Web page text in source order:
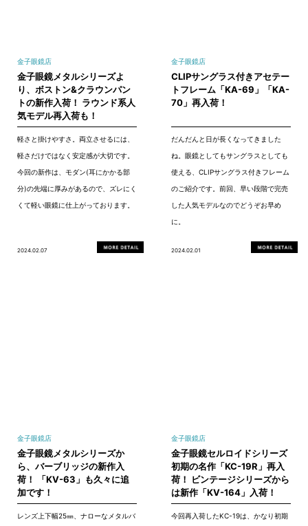
金子眼鏡店
金子眼鏡メタルシリーズよ
り、ボストン&クラウンパン
トの新作入荷！ ラウンド系人
気モデル再入荷も！
軽さと掛けやすさ。両立させるには、
軽さだけではなく安定感が大切です。
今回の新作は、モダン(耳にかかる部
分)の先端に厚みがあるので、ズレにく
くて軽い眼鏡に仕上がっております。
2024.02.07
金子眼鏡店
CLIPサングラス付きアセテー
トフレーム「KA-69」「KA-
70」再入荷！
だんだんと日が長くなってきました
ね。眼鏡としてもサングラスとしても
使える、CLIPサングラス付きフレーム
のご紹介です。前回、早い段階で完売
した人気モデルなのでどうぞお早め
に。
2024.02.01
金子眼鏡店
金子眼鏡メタルシリーズか
ら、バーブリッジの新作入
荷！ 「KV-63」も久々に追
加です！
レンズ上下幅25㎜、ナローなメタルバ
金子眼鏡店
金子眼鏡セルロイドシリーズ
初期の名作「KC-19R」再入
荷！ ビンテージシリーズから
は新作「KV-164」入荷！
今回再入荷したKC-19は、かなり初期